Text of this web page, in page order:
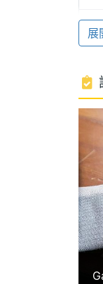
日
動
包
◎
◎
◎
◎
主
硬
單
展